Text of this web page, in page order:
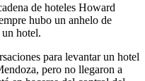
de hoteles Howard
hubo un anhelo de
hotel.
para levantar un hotel
pero no llegaron a